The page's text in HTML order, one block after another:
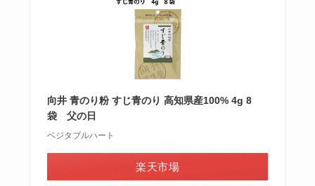
向井 青のり粉 すじ青のり 高知県産100% 4g 8
袋 父の日
ベジタブルハート
楽天市場